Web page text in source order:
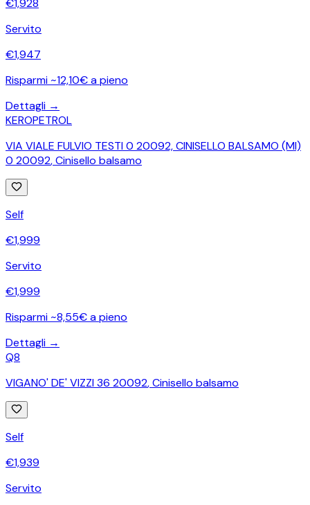
Servito
€1,947
Risparmi ~12,10€ a pieno
Dettagli →
KEROPETROL
VIA VIALE FULVIO TESTI 0 20092, CINISELLO BALSAMO (MI)
0 20092,Cinisello balsamo
Self
€1,999
Servito
€1,999
Risparmi ~8,55€ a pieno
Dettagli →
Q8
VIGANO' DE' VIZZI 36 20092,Cinisello balsamo
Self
€1,939
Servito